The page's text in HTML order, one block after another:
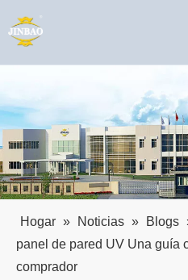
Hogar » Noticias » Blogs
panel de pared UV Una guía
comprador